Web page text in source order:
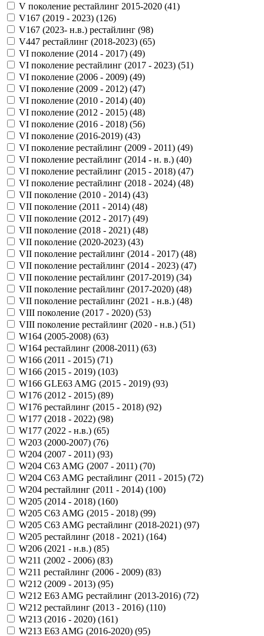
V поколение рестайлинг 2015-2020 (41)
V167 (2019 - 2023) (126)
V167 (2023- н.в.) рестайлинг (98)
V447 рестайлинг (2018-2023) (65)
VI поколение (2014 - 2017) (49)
VI поколение рестайлинг (2017 - 2023) (51)
VI поколение (2006 - 2009) (49)
VI поколение (2009 - 2012) (47)
VI поколение (2010 - 2014) (40)
VI поколение (2012 - 2015) (48)
VI поколение (2016 - 2018) (56)
VI поколение (2016-2019) (43)
VI поколение рестайлинг (2009 - 2011) (49)
VI поколение рестайлинг (2014 - н. в.) (40)
VI поколение рестайлинг (2015 - 2018) (47)
VI поколение рестайлинг (2018 - 2024) (48)
VII поколение (2010 - 2014) (43)
VII поколение (2011 - 2014) (48)
VII поколение (2012 - 2017) (49)
VII поколение (2018 - 2021) (48)
VII поколение (2020-2023) (43)
VII поколение рестайлинг (2014 - 2017) (48)
VII поколение рестайлинг (2014 - 2023) (47)
VII поколение рестайлинг (2017-2019) (34)
VII поколение рестайлинг (2017-2020) (48)
VII поколение рестайлинг (2021 - н.в.) (48)
VIII поколение (2017 - 2020) (53)
VIII поколение рестайлинг (2020 - н.в.) (51)
W164 (2005-2008) (63)
W164 рестайлинг (2008-2011) (63)
W166 (2011 - 2015) (71)
W166 (2015 - 2019) (103)
W166 GLE63 AMG (2015 - 2019) (93)
W176 (2012 - 2015) (89)
W176 рестайлинг (2015 - 2018) (92)
W177 (2018 - 2022) (98)
W177 (2022 - н.в.) (65)
W203 (2000-2007) (76)
W204 (2007 - 2011) (93)
W204 C63 AMG (2007 - 2011) (70)
W204 C63 AMG рестайлинг (2011 - 2015) (72)
W204 рестайлинг (2011 - 2014) (100)
W205 (2014 - 2018) (160)
W205 C63 AMG (2015 - 2018) (99)
W205 C63 AMG рестайлинг (2018-2021) (97)
W205 рестайлинг (2018 - 2021) (164)
W206 (2021 - н.в.) (85)
W211 (2002 - 2006) (83)
W211 рестайлинг (2006 - 2009) (83)
W212 (2009 - 2013) (95)
W212 E63 AMG рестайлинг (2013-2016) (72)
W212 рестайлинг (2013 - 2016) (110)
W213 (2016 - 2020) (161)
W213 E63 AMG (2016-2020) (95)